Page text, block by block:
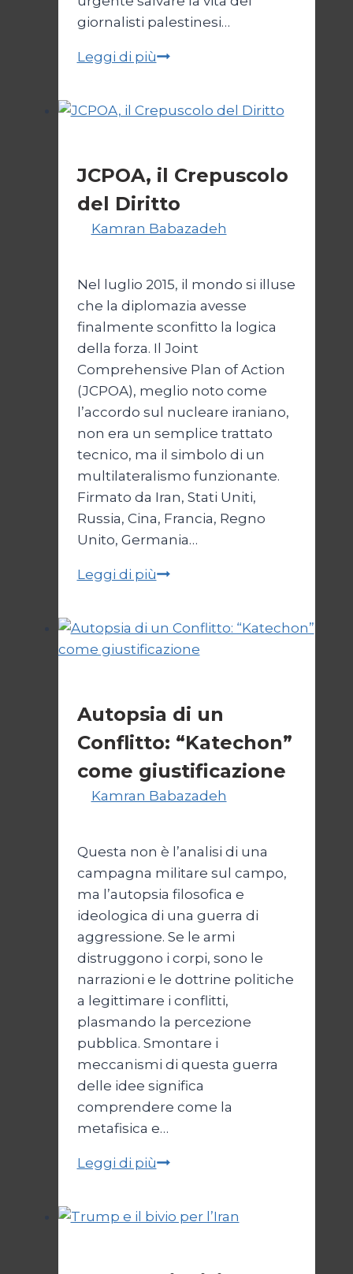
giornalisti palestinesi…
Leggi di piùGiornalisti,
da
JCPOA, il Crepuscolo
del Diritto
Kamran Babazadeh
Nel luglio 2015, il mondo si illuse
che la diplomazia avesse
finalmente sconfitto la logica
della forza. Il Joint
Comprehensive Plan of Action
(JCPOA), meglio noto come
l’accordo sul nucleare iraniano,
non era un semplice trattato
tecnico, ma il simbolo di un
multilateralismo funzionante.
Firmato da Iran, Stati Uniti,
Russia, Cina, Francia, Regno
Unito, Germania…
Leggi di piùJCPOA,
del
Diritto
Autopsia di un
Conflitto: “Katechon”
come giustificazione
Kamran Babazadeh
Questa non è l’analisi di una
campagna militare sul campo,
ma l’autopsia filosofica e
ideologica di una guerra di
aggressione. Se le armi
distruggono i corpi, sono le
narrazioni e le dottrine politiche
a legittimare i conflitti,
plasmando la percezione
pubblica. Smontare i
meccanismi di questa guerra
delle idee significa
comprendere come la
metafisica e…
Leggi di piùAutopsia
Conflitto: